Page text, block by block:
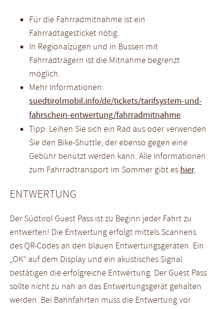
Für die Fahrradmitnahme ist ein
Fahrradtagesticket nötig.
In Regionalzügen und in Bussen mit
Fahrradträgern ist die Mitnahme begrenzt
möglich.
Mehr Informationen:
suedtirolmobil.info/de/tickets/tarifsystem-und-
fahrschein-entwertung/fahrradmitnahme
Tipp: Leihen Sie sich ein Rad aus oder verwenden
Sie den Bike-Shuttle, der ebenso gegen eine
Gebühr benutzt werden kann. Alle Informationen
zum Fahrradtransport im Sommer gibt es hier.
ENTWERTUNG
Der Südtirol Guest Pass ist zu Beginn jeder Fahrt zu
entwerten! Die Entwertung erfolgt mittels Scannens
des QR-Codes an den blauen Entwertungsgeräten. Ein
„OK“ auf dem Display und ein akustisches Signal
bestätigen die erfolgreiche Entwertung. Der Guest Pass
sollte nicht zu nah an das Entwertungsgerät gehalten
werden. Bei Bahnfahrten muss die Entwertung vor